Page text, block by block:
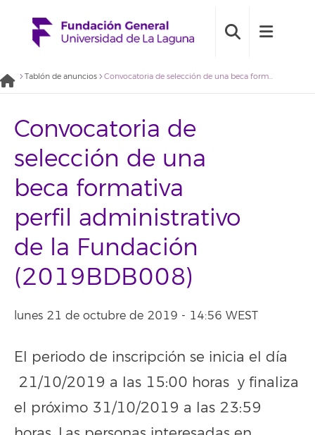
Tablón de anuncios Convocatoria de selección de una beca formativa perfil administrativo de la Fundación (2019BDB008)
Convocatoria de
selección de una
beca formativa
perfil administrativo
de la Fundación
(2019BDB008)
lunes 21 de octubre de 2019 - 14:56 WEST
El periodo de inscripción se inicia el día
21/10/2019 a las 15:00 horas y finaliza
el próximo 31/10/2019 a las 23:59